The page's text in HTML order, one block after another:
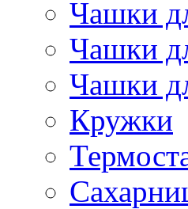
Чашки
Чашки
Чашки
Кружки